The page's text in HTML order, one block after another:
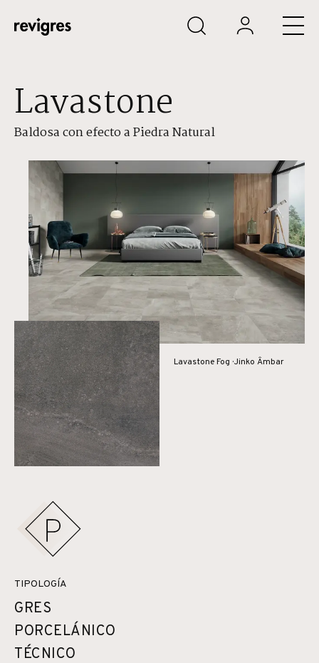
Saltar al contenido principal
Lavastone
Baldosa con efecto a Piedra Natural
Lavastone Fog · Jinko Âmbar
TIPOLOGÍA
GRES
PORCELÁNICO
TÉCNICO